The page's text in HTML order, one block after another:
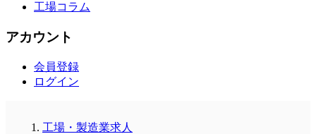
工場コラム
アカウント
会員登録
ログイン
工場・製造業求人